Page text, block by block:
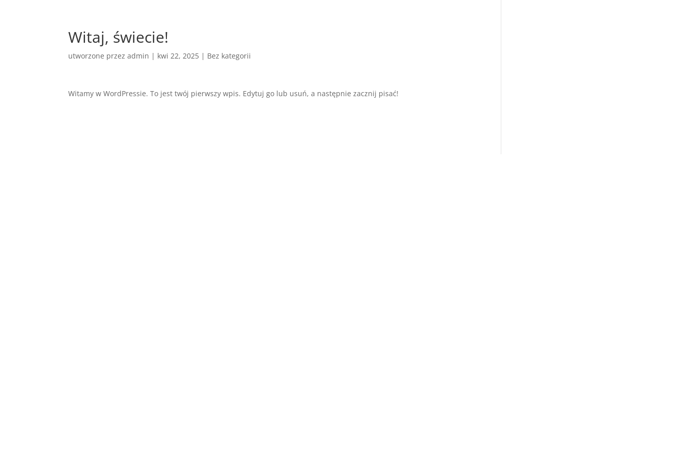
Witaj, świecie!
utworzone przezadmin | kwi 22, 2025 | Bez kategorii
Witamy w WordPressie. To jest twój pierwszy wpis. Edytuj go lub usuń, a następnie zacznij pisać!